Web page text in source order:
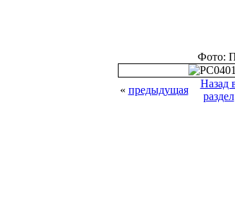
Фото:
« предыдущая
Назад
раздел